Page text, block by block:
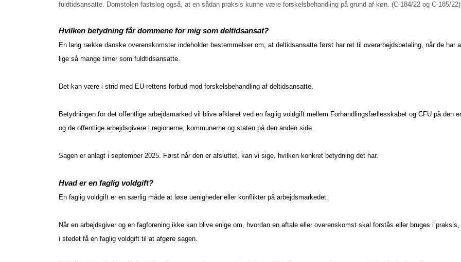
fuldtidsansatte. Domstolen fastslog også, at en sådan praksis kunne være forskelsbehandling på grund af køn. (C-184/22 og C-185/22)
Hvilken betydning får dommene for mig som deltidsansat?
En lang række danske overenskomster indeholder bestemmelser om, at deltidsansatte først har ret til overarbejdsbetaling, når de har
lige så mange timer som fuldtidsansatte.
Det kan være i strid med EU-rettens forbud mod forskelsbehandling af deltidsansatte.
Betydningen for det offentlige arbejdsmarked vil blive afklaret ved en faglig voldgift mellem Forhandlingsfællesskabet og CFU på den
og de offentlige arbejdsgivere i regionerne, kommunerne og staten på den anden side.
Sagen er anlagt i september 2025. Først når den er afsluttet, kan vi sige, hvilken konkret betydning det har.
Hvad er en faglig voldgift?
En faglig voldgift er en særlig måde at løse uenigheder eller konflikter på arbejdsmarkedet.
Når en arbejdsgiver og en fagforening ikke kan blive enige om, hvordan en aftale eller overenskomst skal forstås eller bruges i
i stedet få en faglig voldgift til at afgøre sagen.